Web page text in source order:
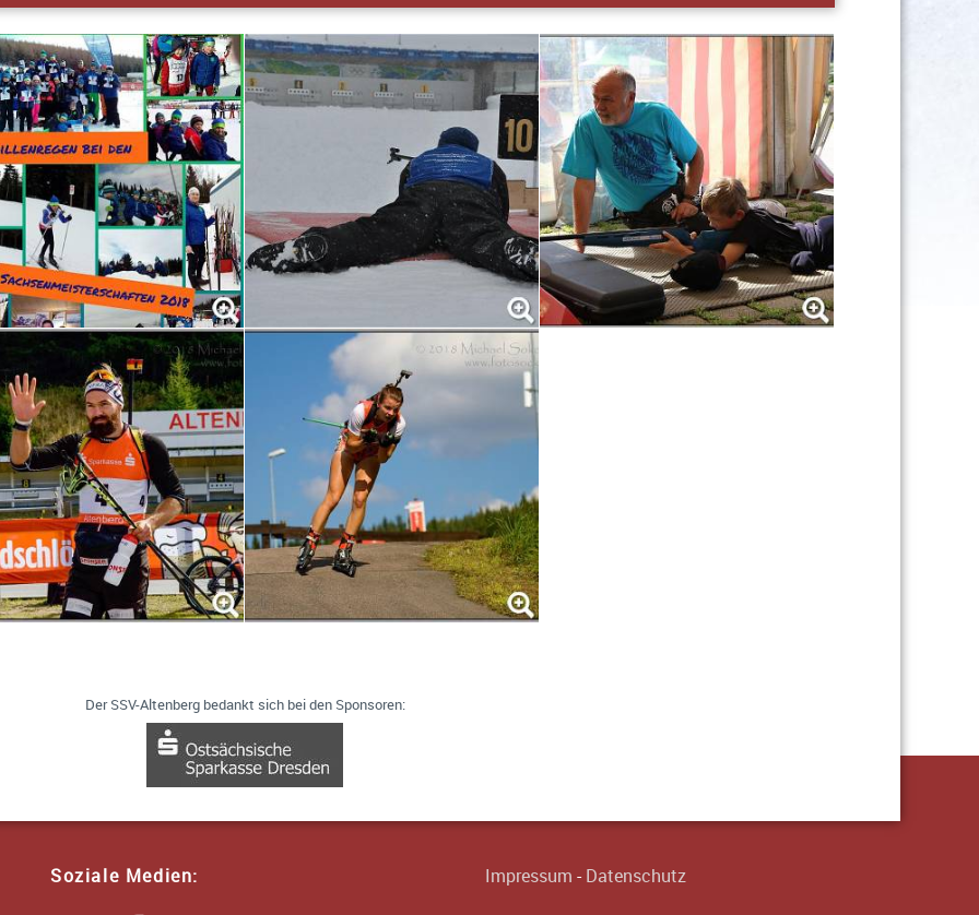
( S 12 ) bei Rocco Walther
70, 01773 Altenberg
OT Zinnwald
Weg 10, 01773 Altenberg
01773 Altenberg
Der SSV-Altenberg bedankt sich bei den Sponsoren:
Soziale Medien: Impressum - Datenschutz